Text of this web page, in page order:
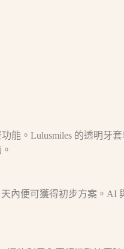
。Lulusmiles 的透明牙
內便可獲得初步方案。AI